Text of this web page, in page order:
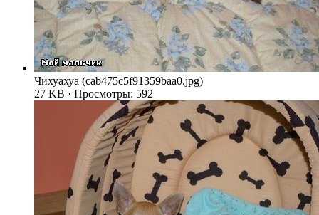
Чихуахуа (cab475c5f91359baa0.jpg)
27 KB · Просмотры: 592